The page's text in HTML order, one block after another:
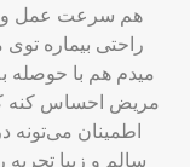
هم سرعت عمل
راحتی بیماره
میدم هم با حوصله
مریض احساس کنه
اطمینان می‌تونه
سالم و زیبا